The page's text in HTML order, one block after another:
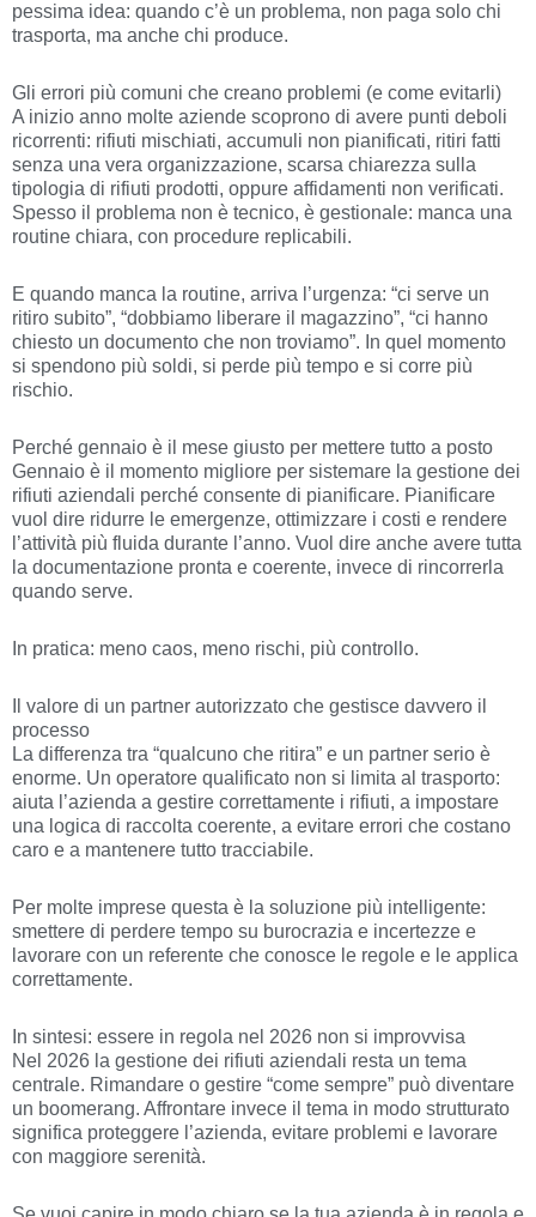
pessima idea: quando c’è un problema, non paga solo chi
trasporta, ma anche chi produce.
Gli errori più comuni che creano problemi (e come evitarli)
A inizio anno molte aziende scoprono di avere punti deboli
ricorrenti: rifiuti mischiati, accumuli non pianificati, ritiri fatti
senza una vera organizzazione, scarsa chiarezza sulla
tipologia di rifiuti prodotti, oppure affidamenti non verificati.
Spesso il problema non è tecnico, è gestionale: manca una
routine chiara, con procedure replicabili.
E quando manca la routine, arriva l’urgenza: “ci serve un
ritiro subito”, “dobbiamo liberare il magazzino”, “ci hanno
chiesto un documento che non troviamo”. In quel momento
si spendono più soldi, si perde più tempo e si corre più
rischio.
Perché gennaio è il mese giusto per mettere tutto a posto
Gennaio è il momento migliore per sistemare la gestione dei
rifiuti aziendali perché consente di pianificare. Pianificare
vuol dire ridurre le emergenze, ottimizzare i costi e rendere
l’attività più fluida durante l’anno. Vuol dire anche avere tutta
la documentazione pronta e coerente, invece di rincorrerla
quando serve.
In pratica: meno caos, meno rischi, più controllo.
Il valore di un partner autorizzato che gestisce davvero il
processo
La differenza tra “qualcuno che ritira” e un partner serio è
enorme. Un operatore qualificato non si limita al trasporto:
aiuta l’azienda a gestire correttamente i rifiuti, a impostare
una logica di raccolta coerente, a evitare errori che costano
caro e a mantenere tutto tracciabile.
Per molte imprese questa è la soluzione più intelligente:
smettere di perdere tempo su burocrazia e incertezze e
lavorare con un referente che conosce le regole e le applica
correttamente.
In sintesi: essere in regola nel 2026 non si improvvisa
Nel 2026 la gestione dei rifiuti aziendali resta un tema
centrale. Rimandare o gestire “come sempre” può diventare
un boomerang. Affrontare invece il tema in modo strutturato
significa proteggere l’azienda, evitare problemi e lavorare
con maggiore serenità.